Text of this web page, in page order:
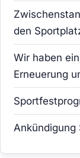
den
Wir haben
Erneuerung
Ankündigung